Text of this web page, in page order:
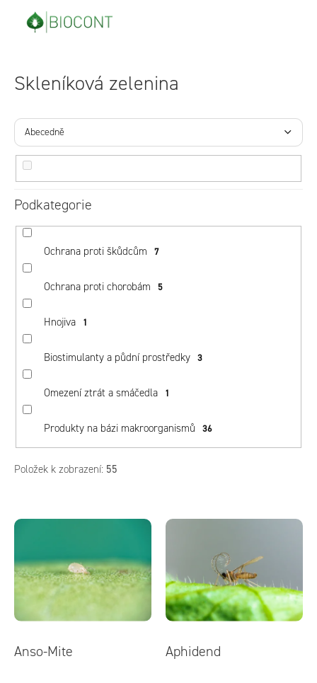
Skleníková zelenina
Ř
a
z
e
n
í
p
d
u
k
Nejlevnější
Nejdražší
Nejprodávanější
Abecedně
Podkategorie
Ochrana proti škůdcům 7
Ochrana proti chorobám 5
Hnojiva 1
Biostimulanty a půdní prostředky 3
Omezení ztrát a smáčedla 1
Produkty na bázi makroorganismů 36
Položek k zobrazení: 55
ý
i
s
p
o
Anso-Mite Aphidend